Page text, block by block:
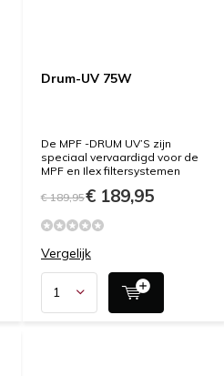
Drum-UV 75W
De MPF -DRUM UV’S zijn
speciaal vervaardigd voor de
MPF en Ilex filtersystemen
€ 189,95€ 189,95
Vergelijk